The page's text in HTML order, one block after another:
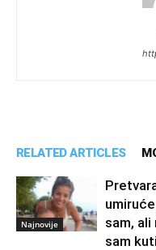
RELATED ARTICLES
Najnovije
sam,
sam